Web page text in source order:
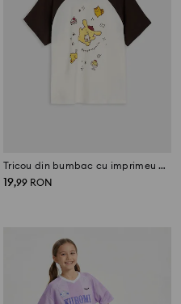
Tricou din bumbac cu imprimeu PomPomPurin
19,99 RON